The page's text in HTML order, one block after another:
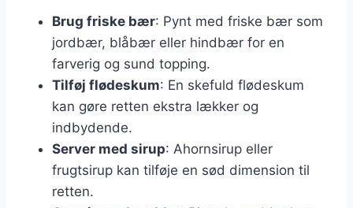
Brug friske bær: Pynt med friske bær som
jordbær, blåbær eller hindbær for en
farverig og sund topping.
Tilføj flødeskum: En skefuld flødeskum
kan gøre retten ekstra lækker og
indbydende.
Server med sirup: Ahornsirup eller
frugtsirup kan tilføje en sød dimension til
retten.